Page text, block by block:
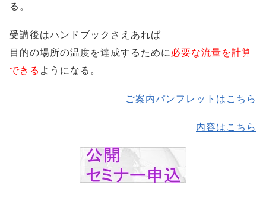
る。
受講後はハンドブックさえあれば
目的の場所の温度を達成するために 必要な流量を計算
できる ようになる。
ご案内パンフレットはこちら
内容はこちら